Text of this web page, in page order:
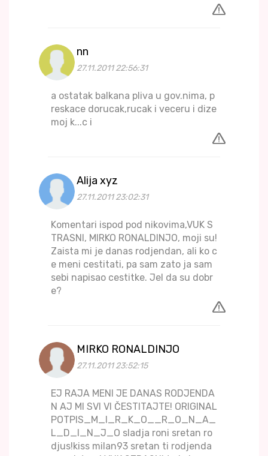
nn
27.11.2011 22:56:31
a ostatak balkana pliva u gov.nima, p
reskace dorucak,rucak i veceru i dize
moj k...c i
Alija xyz
27.11.2011 23:02:31
Komentari ispod pod nikovima,VUK S
TRASNI, MIRKO RONALDINJO, moji su!
Zaista mi je danas rodjendan, ali ko c
e meni cestitati, pa sam zato ja sam
sebi napisao cestitke. Jel da su dobr
e?
MIRKO RONALDINJO
27.11.2011 23:52:15
EJ RAJA MENI JE DANAS RODJENDA
N AJ MI SVI VI ČESTITAJTE! ORIGINAL
POTPIS_M_I_R_K_O__R_O_N_A_
L_D_I_N_J_O sladja roni sretan ro
djus!kiss milan93 sretan ti rodjenda